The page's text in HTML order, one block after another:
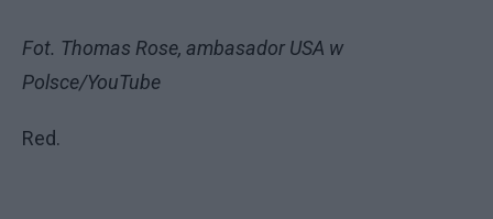
Fot. Thomas Rose, ambasador USA w
Polsce/YouTube
Red.